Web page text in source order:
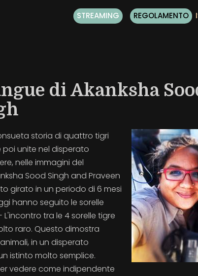
STREAMING REGOLAMENTO
di Akanksha
storia di quattro tigri
poi unite nel disperato
nelle immagini del
Sood Singh and Praveen
girato in un periodo di 6 mesi
hanno seguito le sorelle
tra le 4 sorelle tigre
raro. Questo dimostra
in un disperato
istinto molto semplice.
vedere come indipendente